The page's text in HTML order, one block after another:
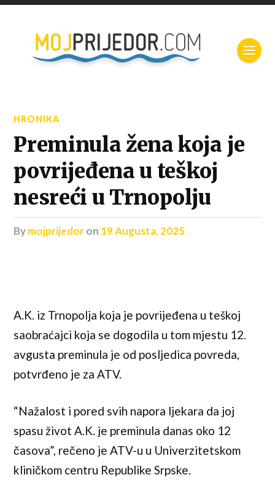
HRONIKA
Preminula žena koja je
povrijeđena u teškoj
nesreći u Trnopolju
bymojprijedoron 19 Augusta, 2025
A.K. iz Trnopolja koja je povrijeđena u teškoj
saobraćajci koja se dogodila u tom mjestu 12.
avgusta preminula je od posljedica povreda,
potvrđeno je za ATV.
“Nažalost i pored svih napora ljekara da joj
spasu život A.K. je preminula danas oko 12
časova”, rečeno je ATV-u u Univerzitetskom
kliničkom centru Republike Srpske.